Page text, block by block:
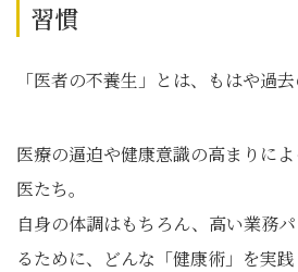
習慣
「医者の不養生」とは、もはや過去
医療の逼迫や健康意識の高まりに
医たち。
自身の体調はもちろん、高い業務
るために、どんな「健康術」を実